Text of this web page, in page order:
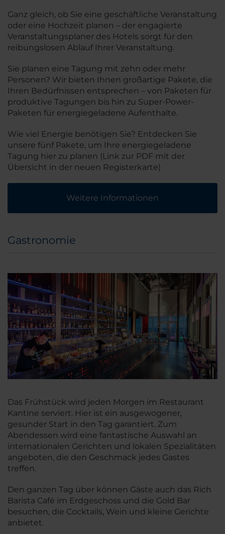
Ganz gleich, ob Sie eine geschäftliche Veranstaltung
oder eine Hochzeit planen – der engagierte
Veranstaltungsplaner des Hotels sorgt für den
reibungslosen Ablauf Ihrer Veranstaltung.
Sie planen eine Tagung mit zehn oder mehr
Personen? Wir bieten Ihnen großartige Pakete, die
Ihren Bedürfnissen entsprechen – von Paketen für
produktive Tagungen bis hin zu Super-Power-
Paketen für energiegeladene Aufenthalte.
Wie viel Energie benötigen Sie? Entdecken Sie
unsere fünf Pakete, um Ihre energiegeladene
Tagung hier zu planen (Link zur PDF mit der
Übersicht in der neuen Registerkarte)
Weitere Informationen
Gastronomie
Das Frühstück wird jeden Morgen im Restaurant
Kantine serviert. Hier ist ein ausgewogener,
gesunder Start in den Tag garantiert. Zum
Abendessen wird eine fantastische Auswahl an
internationalen Gerichten und lokalen Spezialitäten
angeboten, die den Geschmack jedes Gastes
treffen.
Den ganzen Tag über können Gäste auch das Rich
Barista Café im Erdgeschoss und die Gold Bar
besuchen, die Cocktails, Wein und kleine Gerichte
anbietet.